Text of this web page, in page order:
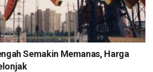
Semakin Memanas, Harga